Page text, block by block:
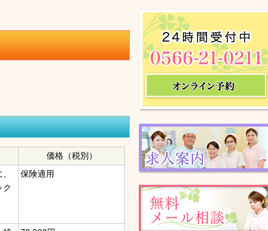
価格（税別）
ク
保険適用
お問い合せ